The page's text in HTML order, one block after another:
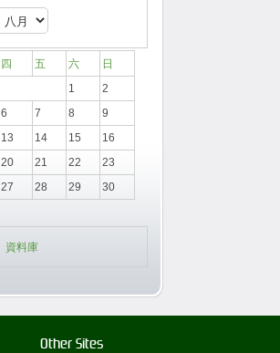
四 五 六
日
1
2
6 7 8
9
13 14 15
16
20 21 22
23
27 28 29
30
資料庫
Other Sites